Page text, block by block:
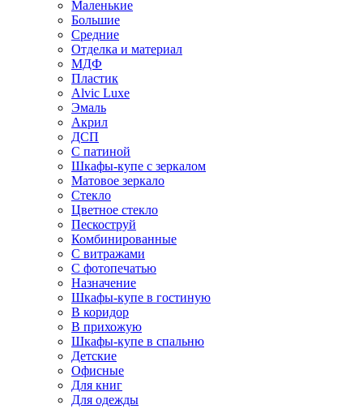
Маленькие
Большие
Средние
Отделка и материал
МДФ
Пластик
Alvic Luxe
Эмаль
Акрил
ДСП
С патиной
Шкафы-купе с зеркалом
Матовое зеркало
Стекло
Цветное стекло
Пескоструй
Комбинированные
С витражами
С фотопечатью
Назначение
Шкафы-купе в гостиную
В коридор
В прихожую
Шкафы-купе в спальню
Детские
Офисные
Для книг
Для одежды